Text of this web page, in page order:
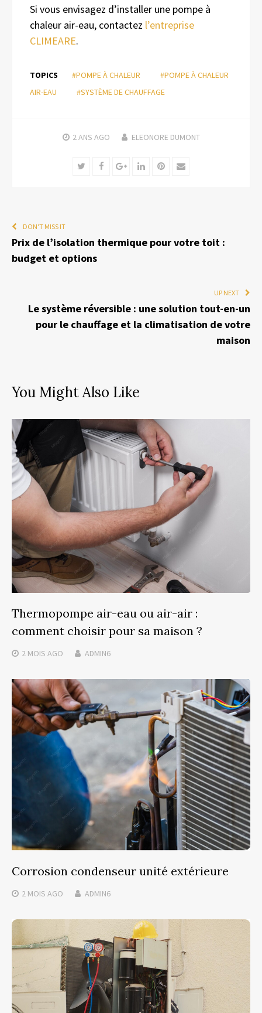
Si vous envisagez d’installer une pompe à
chaleur air-eau, contactez l’entreprise
CLIMEARE.
TOPICS #POMPE À CHALEUR
#POMPE À CHALEUR
AIR-EAU
#SYSTÈME DE CHAUFFAGE
2 ANS AGO ELEONORE DUMONT
TwitterFacebookGoogle+LinkedInPinterest
Email
DON'T MISS IT
Prix de l’isolation thermique pour votre toit :
budget et options
UP NEXT
Le système réversible : une solution tout-en-un
pour le chauffage et la climatisation de votre
maison
You Might Also Like
Thermopompe air-eau ou air-air :
comment choisir pour sa maison ?
2 MOIS AGO ADMIN6
Corrosion condenseur unité extérieure
2 MOIS AGO ADMIN6